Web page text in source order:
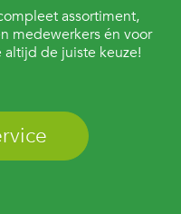
assortiment,
medewerkers én voor
altijd de juiste keuze!